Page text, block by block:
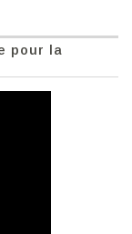
pour la